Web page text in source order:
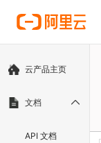
云产品主页
文档
API 文档